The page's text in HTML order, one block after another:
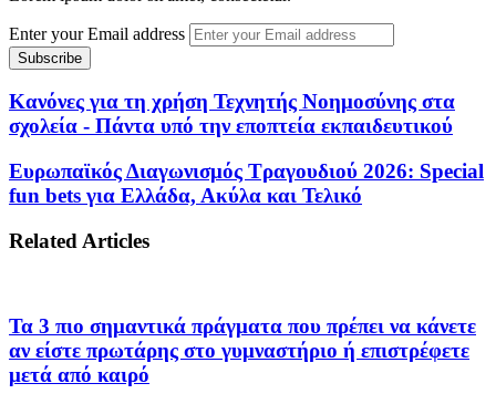
Enter your Email address
Κανόνες για τη χρήση Τεχνητής Νοημοσύνης στα
σχολεία - Πάντα υπό την εποπτεία εκπαιδευτικού
Eυρωπαϊκός Διαγωνισμός Τραγουδιού 2026: Special
fun bets για Ελλάδα, Ακύλα και Τελικό
Related Articles
Τα 3 πιο σημαντικά πράγματα που πρέπει να κάνετε
αν είστε πρωτάρης στο γυμναστήριο ή επιστρέφετε
μετά από καιρό